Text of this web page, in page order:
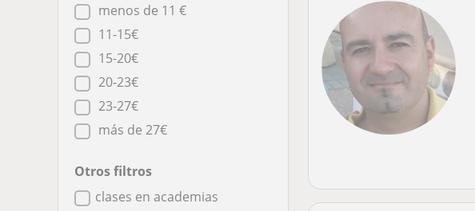
menos de 11 €
11-15€
15-20€
20-23€
23-27€
más de 27€
Otros filtros
clases en academias